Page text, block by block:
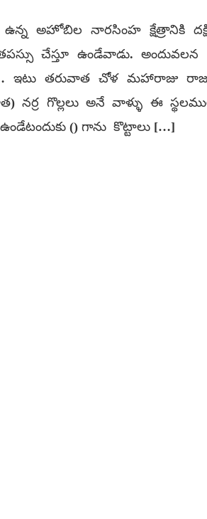
అహోబిల నారసింహ క్షేత్రానికి
చేస్తూ ఉండేవాడు.
ఇటు తరువాత చోళ మహారాజు
నర్ర గొల్లలు అనే వాళ్ళు ఈ
() గాను కొట్టాలు […]